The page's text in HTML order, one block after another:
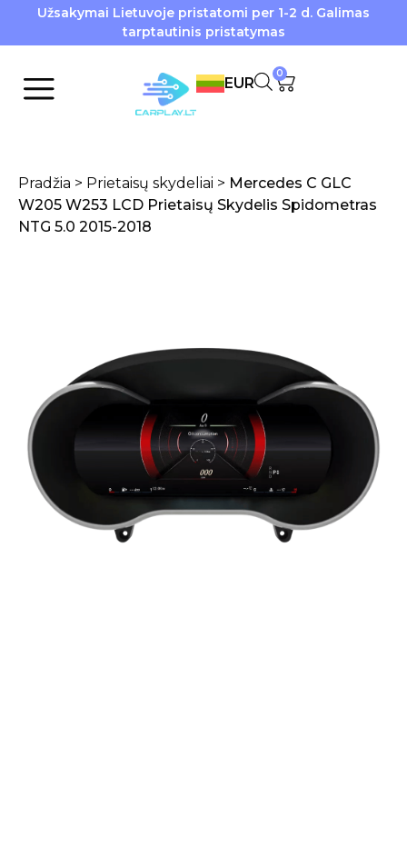
Užsakymai Lietuvoje pristatomi per 1-2 d. Galimas
tarptautinis pristatymas
EUR
0
Pradžia > Prietaisų skydeliai > Mercedes C GLC
W205 W253 LCD Prietaisų Skydelis Spidometras
NTG 5.0 2015-2018